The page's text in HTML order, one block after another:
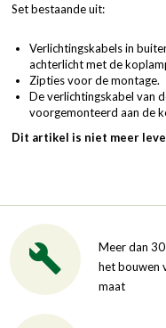
Set bestaande uit:
Verlichtingskabels in
achterlicht met de
Zipties voor de montage.
De verlichtingskabel van
voorgemonteerd aan de
Dit artikel is niet meer
Meer dan
het bouwen
maat